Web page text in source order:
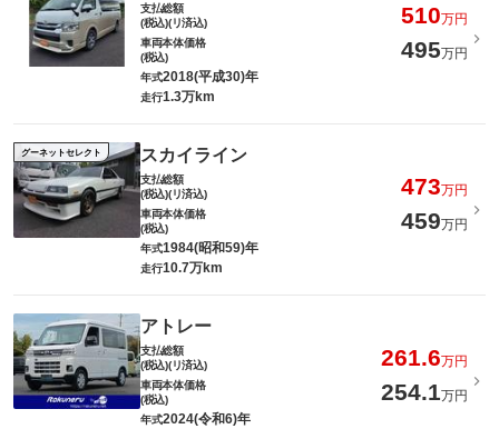
支払総額
(税込)(リ済込)
510万円
車両本体価格
(税込)
495万円
年式2018(平成30)年
走行1.3万km
グーネットセレクト スカイライン
支払総額
(税込)(リ済込)
473万円
車両本体価格
(税込)
459万円
年式1984(昭和59)年
走行10.7万km
アトレー
支払総額
(税込)(リ済込)
261.6万円
車両本体価格
(税込)
254.1万円
年式2024(令和6)年